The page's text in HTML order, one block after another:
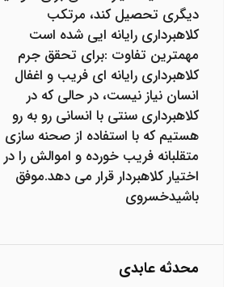
دیگری تحصیل کند، مرتکب
کلاهبرداری رایانه ایی شده است
مهمترین تفاوت :برای تحقق جرم
کلاهبرداری رایانه ای فریب و اغفال
انسان نیاز نیست، در حالی که در
کلاهبرداری سنتی با انسانی رو به رو
هستیم که با استفاده از صحنه سازی
متقلبانه فریب خورده و اموالش را در
اختیار کلاهبردار قرار می دهد.موفق
باشیدخسروی
محدثه عابدی